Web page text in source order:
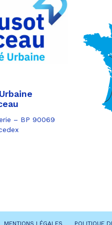
sur
Twitter
Partager
par
– BP 90069
MENTIONS LÉGALES POLITIQUE